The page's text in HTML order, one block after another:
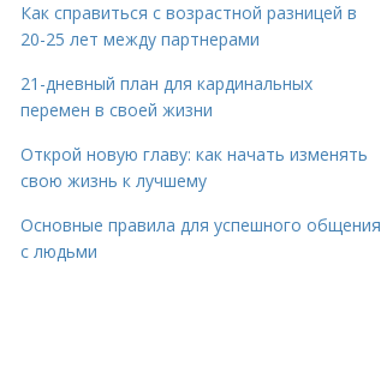
Как справиться с возрастной разницей в
20-25 лет между партнерами
21-дневный план для кардинальных
перемен в своей жизни
Открой новую главу: как начать изменять
свою жизнь к лучшему
Основные правила для успешного общения
с людьми